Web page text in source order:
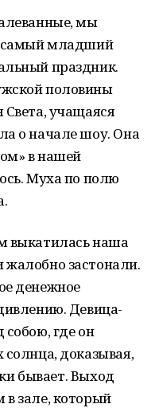
мы
самый младший
праздник.
половины
Света, учащаяся
о начале шоу. Она
в нашей
Муха по полю
выкатилась наша
застонали.
денежное
Девица-
где он
доказывая,
бывает. Выход
зале, который